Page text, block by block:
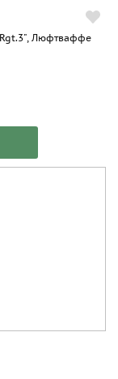
Rgt.3", Люфтваффе